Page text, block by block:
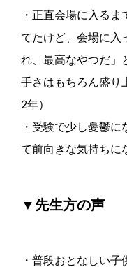
・正直会場に入る
てたけど、会場に入
れ、最高なやつだ」
手さはもちろん盛り
2年）
・受験で少し憂鬱
て前向きな気持ちに
▼先生方の声
・普段おとなしい